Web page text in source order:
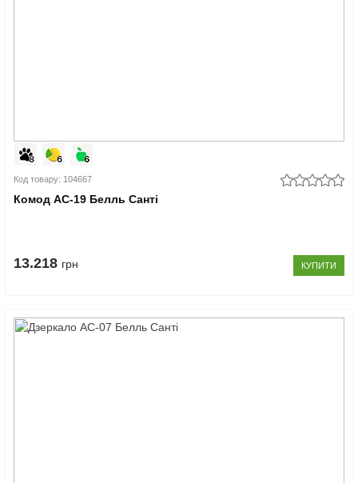
Код товару: 104667
Комод АС-19 Белль Санті
13.218 грн КУПИТИ